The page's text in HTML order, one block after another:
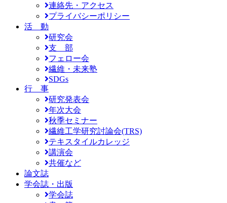
連絡先・アクセス
プライバシーポリシー
活 動
研究会
支 部
フェロー会
繊維・未来塾
SDGs
行 事
研究発表会
年次大会
秋季セミナー
繊維工学研究討論会(TRS)
テキスタイルカレッジ
講演会
共催など
論文誌
学会誌・出版
学会誌